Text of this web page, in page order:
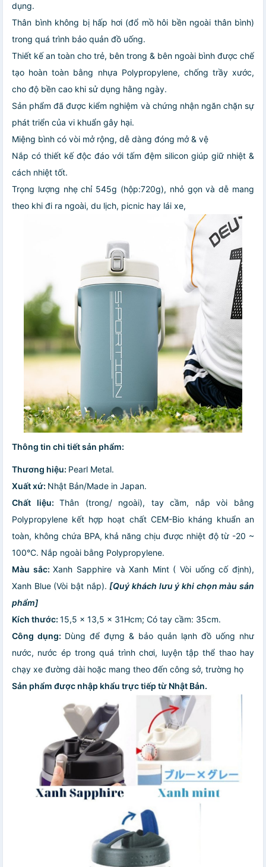
dụng.
Thân bình không bị hấp hơi (đổ mồ hôi bền ngoài thân bình)
trong quá trình bảo quản đồ uống.
Thiết kế an toàn cho trẻ, bên trong & bên ngoài bình được chế
tạo hoàn toàn bằng nhựa Polypropylene, chống trầy xước,
cho độ bền cao khi sử dụng hằng ngày.
Sản phẩm đã được kiểm nghiệm và chứng nhận ngăn chặn sự
phát triển của vi khuẩn gây hại.
Miệng bình có vòi mở rộng, dễ dàng đóng mở & vệ
Nắp có thiết kế độc đáo với tấm đệm silicon giúp giữ nhiệt &
cách nhiệt tốt.
Trọng lượng nhẹ chỉ 545g (hộp:720g), nhỏ gọn và dễ mang
theo khi đi ra ngoài, du lịch, picnic hay lái xe,
Thông tin chi tiết sản phẩm:
Thương hiệu: Pearl Metal.
Xuất xứ: Nhật Bản/Made in Japan.
Chất liệu:Thân (trong/ ngoài), tay cầm, nắp vòi bằng
Polypropylene kết hợp hoạt chất CEM-Bio kháng khuẩn an
toàn, không chứa BPA, khả năng chịu được nhiệt độ từ -20 ~
100°C. Nắp ngoài bằng Polypropylene.
Màu sắc:Xanh Sapphire và Xanh Mint ( Vòi uống cố định),
Xanh Blue (Vòi bật nắp). [Quý khách lưu ý khi chọn màu sản
phẩm]
Kích thước: 15,5 x 13,5 x 31Hcm; Có tay cầm: 35cm.
Công dụng: Dùng để đựng & bảo quản lạnh đồ uống như
nước, nước ép trong quá trình chơi, luyện tập thể thao hay
chạy xe đường dài hoặc mang theo đến công sở, trường họ
Sản phẩm được nhập khẩu trực tiếp từ Nhật Bản.